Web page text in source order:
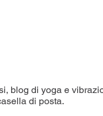
blog di yoga e
di posta.